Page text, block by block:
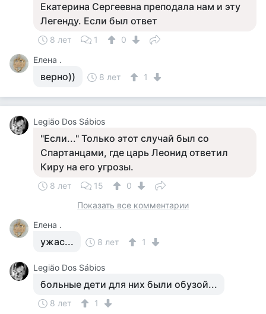
Екатерина Сергеевна преподала нам и эту
Легенду. Если был ответ
8 лет 1
0
Елена .
верно)) 8 лет 1
Legião Dos Sábios
"Если..." Только этот случай был со
Спартанцами, где царь Леонид ответил
Киру на его угрозы.
8 лет 15
0
Показать все комментарии
Елена .
ужас... 8 лет 1
Legião Dos Sábios
больные дети для них были обузой...
8 лет
1